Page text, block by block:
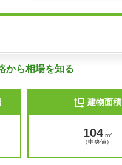
から相場を知る
建物面積
104 m²
（中央値）